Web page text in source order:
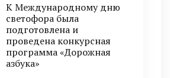
К Международному дню
светофора была
подготовлена и
проведена конкурсная
программа «Дорожная
азбука»